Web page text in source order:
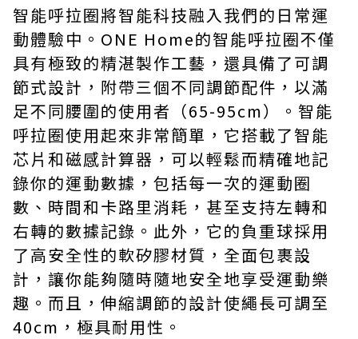
智能呼拉圈將智能科技融入我們的日常運
動體驗中。ONE Home的智能呼拉圈不僅
具有極致的精湛製作工藝，還具備了可調
節式設計，附帶三個不同調節配件，以滿
足不同腰圍的使用者（65-95cm）。智能
呼拉圈使用起來非常簡單，它搭載了智能
芯片和磁感計算器，可以輕鬆而精確地記
錄你的運動數據，包括每一次的運動圈
數、時間和卡路里消耗，甚至支持左轉和
右轉的數據記錄。此外，它的負重球採用
了高安全性的軟矽膠材質，全面包裹設
計，讓你能夠隨時隨地安全地享受運動樂
趣。而且，伸縮調節的設計使繩長可調至
40cm，極具耐用性。